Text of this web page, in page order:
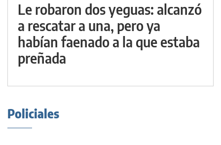
Le robaron dos yeguas: alcanzó
a rescatar a una, pero ya
habían faenado a la que estaba
preñada
Policiales